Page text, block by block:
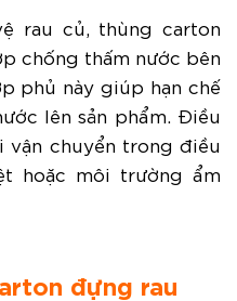
rau củ, thùng carton
chống thấm nước bên
phủ này giúp hạn chế
lên sản phẩm. Điều
vận chuyển trong điều
hoặc môi trường ẩm
đựng rau